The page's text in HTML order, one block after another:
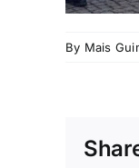
By Mais